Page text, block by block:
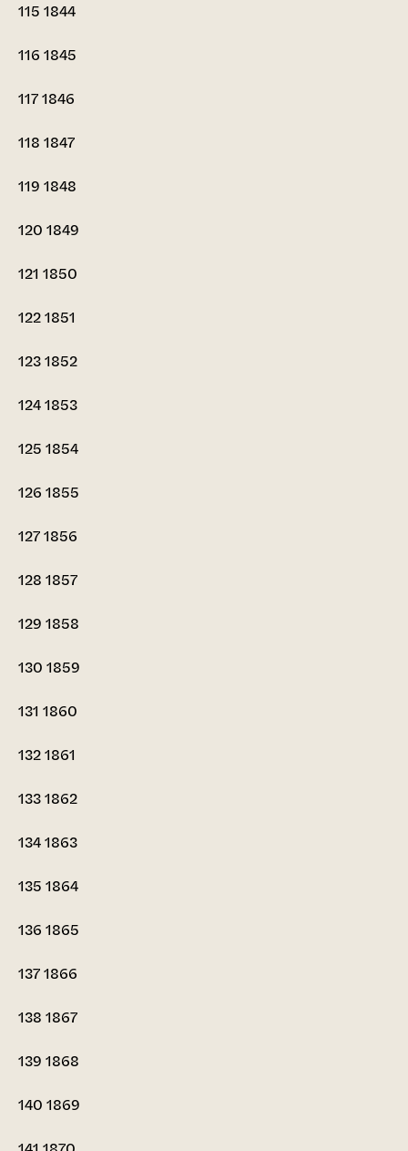
115 1844
116 1845
1171846
118 1847
119 1848
120 1849
121 1850
1221851
1231852
1241853
125 1854
126 1855
1271856
128 1857
129 1858
130 1859
131 1860
1321861
1331862
1341863
135 1864
136 1865
1371866
138 1867
139 1868
140 1869